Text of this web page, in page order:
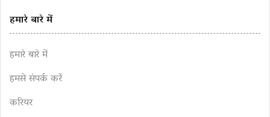
हमारे बारे में
हमारे बारे में
हमसे संपर्क करें
करियर